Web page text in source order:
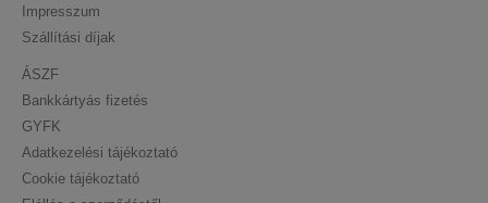
Impresszum
Szállítási díjak
ÁSZF
Bankkártyás fizetés
GYFK
Adatkezelési tájékoztató
Cookie tájékoztató